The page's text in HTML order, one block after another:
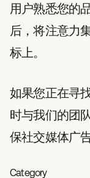
Category
用户熟悉您的
后，将注意力
标上。
如果您正在寻
时与我们的团
保社交媒体广